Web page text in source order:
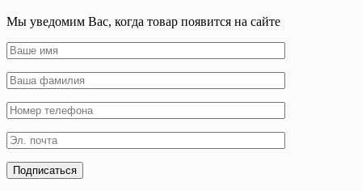
Мы уведомим Вас, когда товар появится на сайте